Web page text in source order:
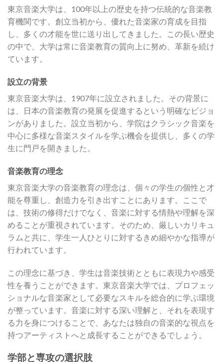
東京音楽大学は、100年以上の歴史を持つ伝統的な音楽教
育機関です。創立当初から、優れた音楽家の育成を目指
し、多くの才能を世に送り出してきました。この長い歴史
の中で、大学は常に音楽教育の質向上に努め、革新を続け
ています。
設立の背景
東京音楽大学は、1907年に設立されました。その背景に
は、日本の音楽教育の発展を促進するという明確なビジョ
ンがありました。設立当初から、学院はクラシック音楽を
中心に多様な音楽スタイルを学ぶ機会を提供し、多くの学
生に門戸を開きました。
音楽教育の理念
東京音楽大学の音楽教育の理念は、個々の学生の個性と才
能を尊重し、創造力を引き出すことにあります。ここで
は、技術の修得だけでなく、音楽に対する情熱や理解を深
めることが重視されています。そのため、厳しいカリキュ
ラムと共に、学生一人ひとりに対するきめ細やかな指導が
行われています。
この理念に基づき、学生は音楽技術とともに表現力や感受
性を養うことができます。東京音楽大学では、プロフェッ
ショナルな音楽家として必要なスキルを総合的に学ぶ環境
が整っています。音楽に対する深い理解と、それを表現す
る力を身につけることで、あなたは独自の音楽的な視点を
持つアーティストへと成長することができるでしょう。
学部と専攻の選択肢